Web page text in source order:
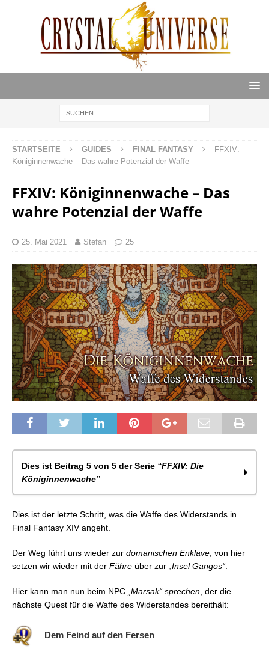
STARTSEITE GUIDES FINAL FANTASY
FFXIV:
Königinnenwache – Das wahre Potenzial der Waffe
FFXIV: Königinnenwache – Das
wahre Potenzial der Waffe
25. Mai 2021 Stefan 25
Dies ist Beitrag 5 von 5 der Serie “FFXIV: Die
Königinnenwache”
FFXIV: Reliktwaffe – Die Königinnenwache –
Allgemeines
Widerstandes
FFXIV: Königinnenwache – Der nächste Schritt
erreicht
FFXIV: Königinnenwache – Das wahre Potenzial der
Dies ist der letzte Schritt, was die Waffe des Widerstands in
Final Fantasy XIV angeht.
Der Weg führt uns wieder zur domanischen Enklave , von hier
setzen wir wieder mit der Fähre über zur „Insel Gangos“
Hier kann man nun beim NPC „Marsak“ sprechen , der die
nächste Quest für die Waffe des Widerstandes bereithält:
Dem Feind auf den Fersen